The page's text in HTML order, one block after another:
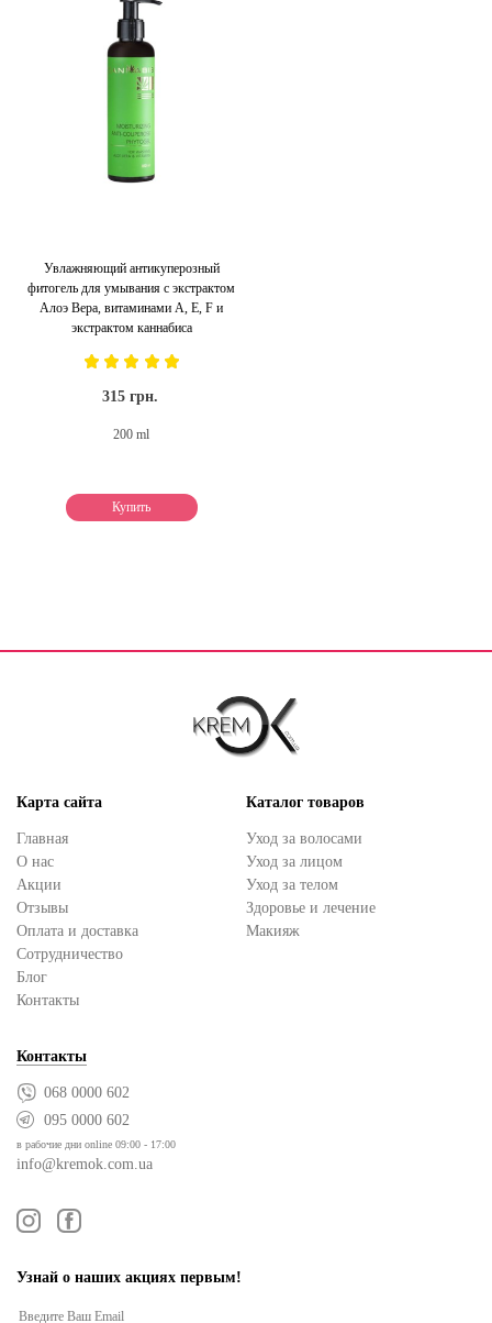
Увлажняющий антикуперозный
фитогель для умывания с экстрактом
Алоэ Вера, витаминами А, Е, F и
экстрактом каннабиса
315 грн.
200 ml
Купить
Карта сайта
Главная
О нас
Акции
Отзывы
Оплата и доставка
Сотрудничество
Блог
Контакты
Каталог товаров
Уход за волосами
Уход за лицом
Уход за телом
Здоровье и лечение
Макияж
Контакты
068 0000 602
095 0000 602
в рабочие дни online 09:00 - 17:00
info@kremok.com.ua
Узнай о наших акциях первым!